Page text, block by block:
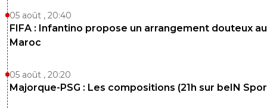
05 août , 20:40
FIFA : Infantino propose un arrangement douteux au
Maroc
05 août , 20:20
Majorque-PSG : Les compositions (21h sur beIN